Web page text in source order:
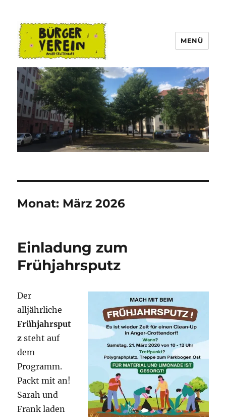
Bürgerverein Anger-Crottendorf
MENÜ
Monat: März 2026
Einladung zum
Frühjahrsputz
Der
alljährliche
Frühjahrsput
z steht auf
dem
Programm.
Packt mit an!
Sarah und
Frank laden